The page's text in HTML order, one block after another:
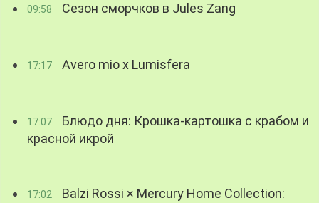
09:58 Сезон сморчков в Jules Zang
17:17 Avero mio x Lumisfera
17:07
Блюдо дня: Крошка-картошка с крабом и
красной икрой
17:02
Balzi Rossi × Mercury Home Collection: